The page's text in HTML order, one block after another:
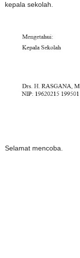
kepala sekolah.
Selamat mencoba.